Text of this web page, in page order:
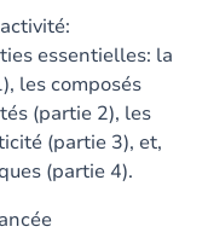
essentielles: la
les composés
(partie 2), les
(partie 3), et,
(partie 4).